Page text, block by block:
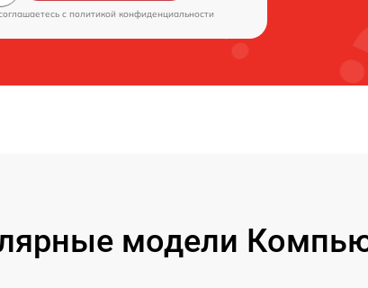
c политикой конфиденциальности
модели